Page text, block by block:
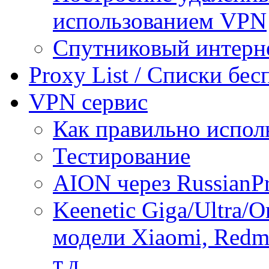
использованием VPN
Спутниковый
Proxy List / Списки
VPN сервис
Как правильно
Тестирование
AION через
Keenetic Giga/Ultra/
модели Xiaomi,
т.д.